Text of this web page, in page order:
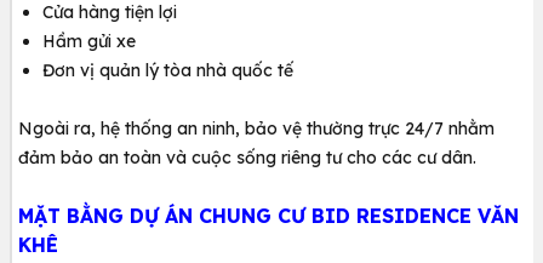
Cửa hàng tiện lợi
Hầm gửi xe
Đơn vị quản lý tòa nhà quốc tế
Ngoài ra, ​hệ thống an ninh, bảo vệ thường trực 24/7 nhằm
đảm bảo an toàn và cuộc sống riêng tư cho các cư dân.
MẶT BẰNG DỰ ÁN CHUNG CƯ BID RESIDENCE VĂN
KHÊ